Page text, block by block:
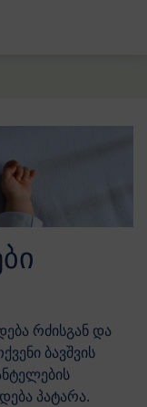
რძისგან და
ბავშვის
პატარა.